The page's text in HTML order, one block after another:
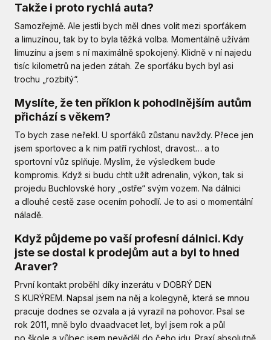
Takže i proto rychlá auta?
Samozřejmě. Ale jestli bych měl dnes volit mezi sporťákem
a limuzínou, tak by to byla těžká volba. Momentálně užívám
limuzínu a jsem s ní maximálně spokojený. Klidně v ní najedu
tisíc kilometrů na jeden zátah. Ze sporťáku bych byl asi
trochu „rozbitý“.
Myslíte, že ten příklon k pohodlnějším autům
přichází s věkem?
To bych zase neřekl. U sporťáků zůstanu navždy. Přece jen
jsem sportovec a k nim patří rychlost, dravost… a to
sportovní vůz splňuje. Myslím, že výsledkem bude
kompromis. Když si budu chtít užít adrenalin, výkon, tak si
projedu Buchlovské hory „ostře“ svým vozem. Na dálnici
a dlouhé cestě zase ocením pohodlí. Je to asi o momentální
náladě.
Když půjdeme po vaší profesní dálnici. Kdy
jste se dostal k prodejům aut a byl to hned
Araver?
První kontakt proběhl díky inzerátu v DOBRÝ DEN
S KURÝREM. Napsal jsem na něj a kolegyně, která se mnou
pracuje dodnes se ozvala a já vyrazil na pohovor. Psal se
rok 2011, mně bylo dvaadvacet let, byl jsem rok a půl
po škole a vůbec jsem nevěděl do čeho jdu. Praxí absolutně